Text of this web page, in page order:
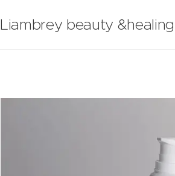
Liambrey beauty &healing